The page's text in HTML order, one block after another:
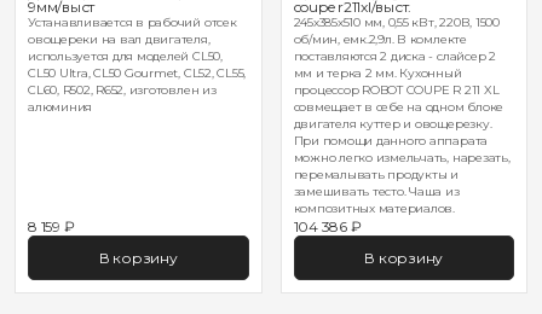
9мм/выст
Устанавливается в рабочий отсек
овощереки на вал двигателя,
используется для моделей CL50,
CL50 Ultra, CL50 Gourmet, CL52, CL55,
CL60, R502, R652, изготовлен из
алюминия
8 159 ₽
В корзину
coupe r211xl/выст.
245х385х510 мм, 0,55 кВт, 220В, 1500
об/мин, емк.2,9л. В комлекте
поставляются 2 диска - слайсер 2
мм и терка 2 мм. Кухонный
процессор ROBOT COUPE R 211 XL
совмещает в себе на одном блоке
двигателя куттер и овощерезку.
При помощи данного аппарата
можно легко измельчать, нарезать,
перемалывать продукты и
замешивать тесто. Чаша из
композитных материалов.
104 386 ₽
В корзину